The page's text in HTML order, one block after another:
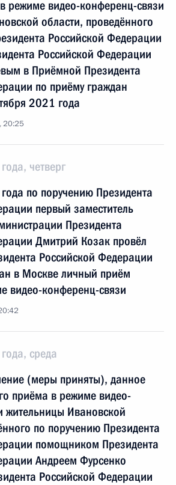
режиме видео-конференц-связи
области, проведённого
Российской Федерации
Российской Федерации
в Приёмной Президента
по приёму граждан
2021 года
20:25
четверг
по поручению Президента
первый заместитель
Президента
Дмитрий Козак провёл
Российской Федерации
в Москве личный приём
видео-конференц-связи
среда
(меры приняты), данное
приёма в режиме видео-
жительницы Ивановской
по поручению Президента
помощником Президента
Андреем Фурсенко
Российской Федерации